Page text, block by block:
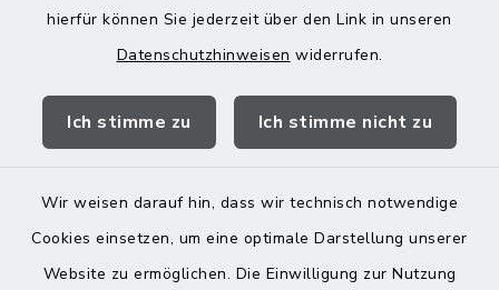
hierfür können Sie jederzeit über den Link in unseren
Datenschutzhinweisen widerrufen.
Ich stimme zu Ich stimme nicht zu
Wir weisen darauf hin, dass wir technisch notwendige
Cookies einsetzen, um eine optimale Darstellung unserer
Website zu ermöglichen. Die Einwilligung zur Nutzung
Landratsamt Mühldorf